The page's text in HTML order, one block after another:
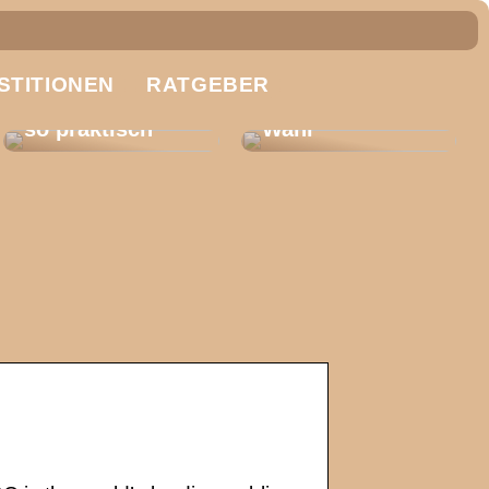
RATGEBER
Unternehmen:
so praktisch
So treffen Sie
Wahl